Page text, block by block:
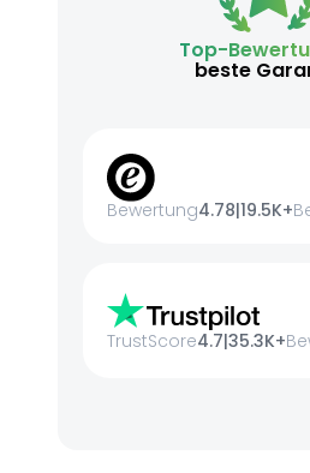
Top-
beste
Bewertung4.78|19.5K+
TrustScore4.7|35.3K+